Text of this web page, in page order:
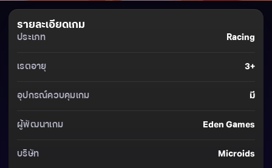
รายละเอียดเกม
ประเภท Racing
เรตอายุ 3+
อุปกรณ์ควบคุมเกม มี
ผู้พัฒนาเกม Eden Games
บริษัท Microids